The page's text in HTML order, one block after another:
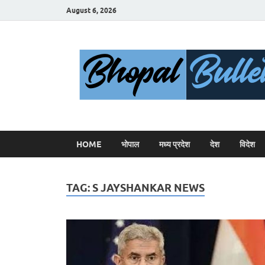
August 6, 2026
HOME भोपाल मध्य प्रदेश देश विदेश
TAG: S JAYSHANKAR NEWS